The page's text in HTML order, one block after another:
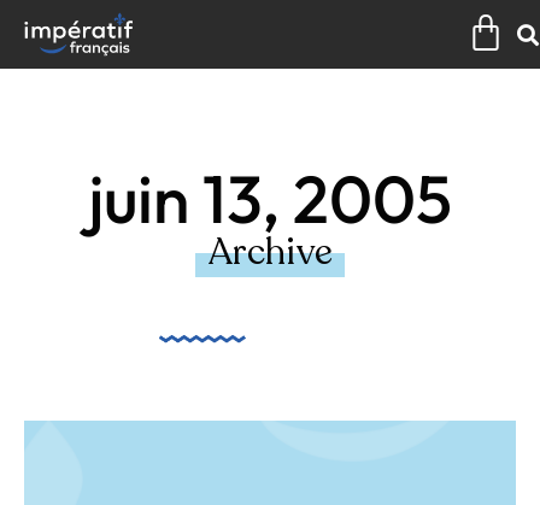
contenu
juin 13, 2005
Archive